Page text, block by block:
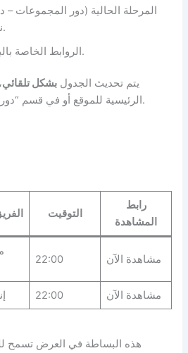
نصف النهائي – النهائي).
الروابط الخاصة بالبث المباشر لكل مباراة.
يتم تحديث الجدول بشكل تلقائي
الرئيسية للموقع أو في قسم “دوري أبطال أوروبا” المخصص.
التوقيت
رابط
المشاهدة
22:00 مشاهدة الآن
22:00 مشاهدة الآن
هذه البساطة في العرض تسمح